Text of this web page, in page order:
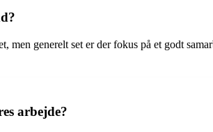
generelt set er der fokus på et godt
arbejde?